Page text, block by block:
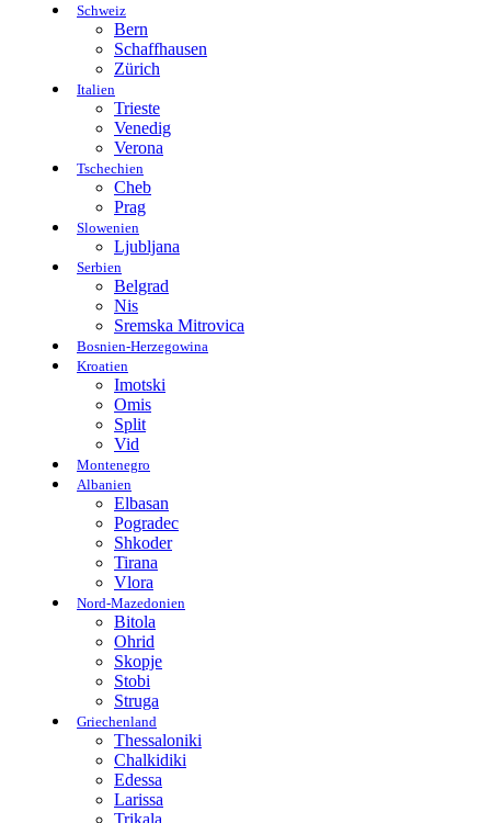
Schweiz
Bern
Schaffhausen
Zürich
Italien
Trieste
Venedig
Verona
Tschechien
Cheb
Prag
Slowenien
Ljubljana
Serbien
Belgrad
Nis
Sremska Mitrovica
Bosnien-Herzegowina
Kroatien
Imotski
Omis
Split
Vid
Montenegro
Albanien
Elbasan
Pogradec
Shkoder
Tirana
Vlora
Nord-Mazedonien
Bitola
Ohrid
Skopje
Stobi
Struga
Griechenland
Thessaloniki
Chalkidiki
Edessa
Larissa
Trikala